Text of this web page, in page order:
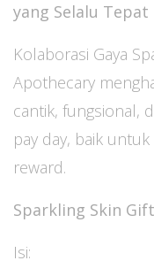
yang Selalu Tepat
Kolaborasi Gaya
Apothecary
cantik, fungsional,
pay day, baik
reward.
Sparkling Skin
Isi: